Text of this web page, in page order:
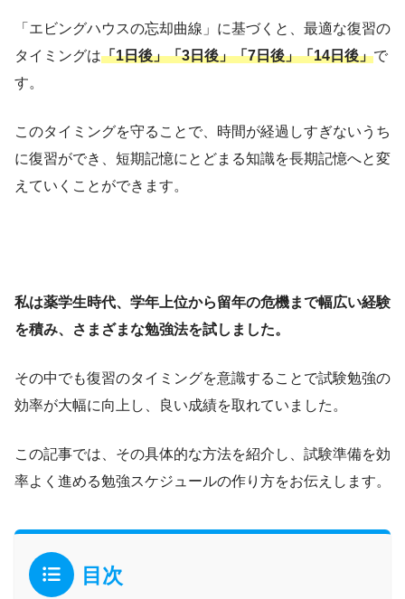
「エビングハウスの忘却曲線」に基づくと、最適な復習の
タイミングは「1日後」「3日後」「7日後」「14日後」で
す。
このタイミングを守ることで、時間が経過しすぎないうち
に復習ができ、短期記憶にとどまる知識を長期記憶へと変
えていくことができます。
私は薬学生時代、学年上位から留年の危機まで幅広い経験
を積み、さまざまな勉強法を試しました。
その中でも復習のタイミングを意識することで試験勉強の
効率が大幅に向上し、良い成績を取れていました。
この記事では、その具体的な方法を紹介し、試験準備を効
率よく進める勉強スケジュールの作り方をお伝えします。
目次